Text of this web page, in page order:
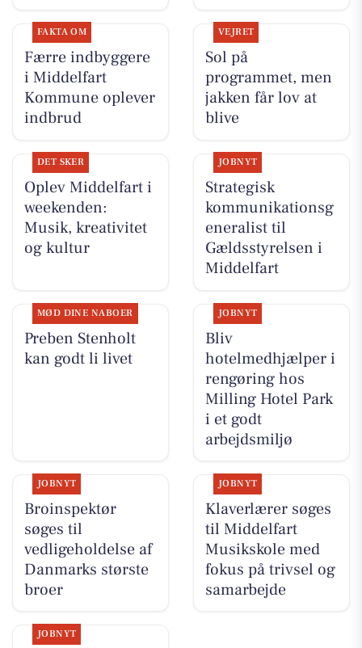
FAKTA OM
Færre indbyggere
i Middelfart
Kommune oplever
indbrud
VEJRET
Sol på
programmet, men
jakken får lov at
blive
DET SKER
Oplev Middelfart i
weekenden:
Musik, kreativitet
og kultur
JOBNYT
Strategisk
kommunikationsg
eneralist til
Gældsstyrelsen i
Middelfart
MØD DINE NABOER
Preben Stenholt
kan godt li livet
JOBNYT
Bliv
hotelmedhjælper i
rengøring hos
Milling Hotel Park
i et godt
arbejdsmiljø
JOBNYT
Broinspektør
søges til
vedligeholdelse af
Danmarks største
broer
JOBNYT
Klaverlærer søges
til Middelfart
Musikskole med
fokus på trivsel og
samarbejde
JOBNYT